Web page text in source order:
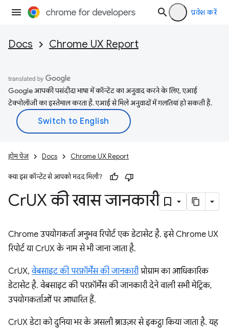
प्रवेश करें
Docs Chrome UX Report
Google आपकी पसंदीदा भाषा में कॉन्टेंट का अनुवाद करने के लिए, एआई
टेक्नोलॉजी का इस्तेमाल करता है. एआई से मिले अनुवादों में गलतियां हो सकती हैं.
होम पेज Docs Chrome UX Report
क्या इस कॉन्टेंट से आपको मदद मिली?
CrUX की खास जानकारी
Chrome उपयोगकर्ता अनुभव रिपोर्ट एक डेटासेट है. इसे Chrome UX
रिपोर्ट या CrUX के नाम से भी जाना जाता है.
CrUX,वेबसाइट की परफ़ॉर्मेंस की जानकारीप्रोग्राम का आधिकारिक
डेटासेट है. वेबसाइट की परफ़ॉर्मेंस की जानकारी देने वाली सभी मेट्रिक,
उपयोगकर्ताओं पर आधारित हैं.
CrUX डेटा को दुनिया भर के असली ब्राउज़र से इकट्ठा किया जाता है. यह